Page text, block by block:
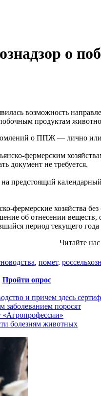
о
возможность
продуктам
о ППЖ — лично
фермерским
документ не требуется.
календарный
хозяйства
об отнесении
период текущего года
Читайте нас
, помет,
Пройти опрос
и причем здесь
поросят
«Агропрофессии»
болезням животных